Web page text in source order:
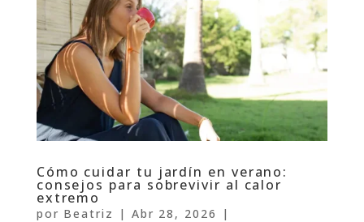
Cómo cuidar tu jardín en verano:
consejos para sobrevivir al calor
extremo
por Beatriz | Abr 28, 2026
|